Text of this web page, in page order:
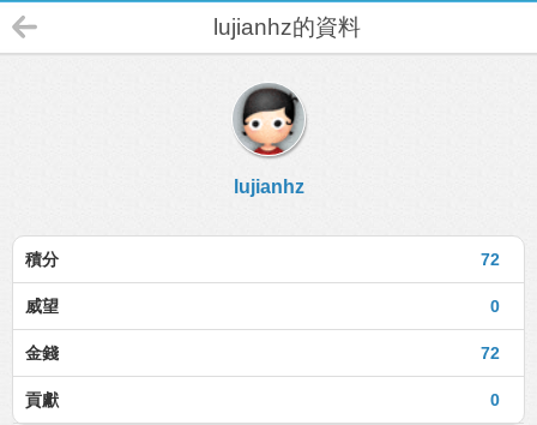
lujianhz的資料
lujianhz
72
積分
0
威望
72
金錢
0
貢獻